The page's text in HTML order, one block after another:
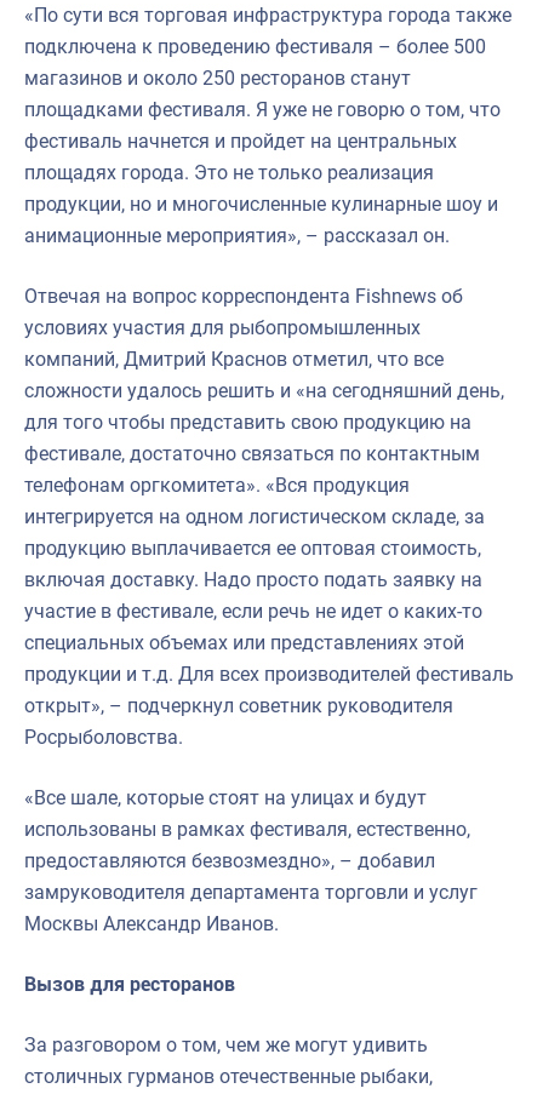
«По сути вся торговая инфраструктура города также
подключена к проведению фестиваля – более 500
магазинов и около 250 ресторанов станут
площадками фестиваля. Я уже не говорю о том, что
фестиваль начнется и пройдет на центральных
площадях города. Это не только реализация
продукции, но и многочисленные кулинарные шоу и
анимационные мероприятия», – рассказал он.
Отвечая на вопрос корреспондента Fishnews об
условиях участия для рыбопромышленных
компаний, Дмитрий Краснов отметил, что все
сложности удалось решить и «на сегодняшний день,
для того чтобы представить свою продукцию на
фестивале, достаточно связаться по контактным
телефонам оргкомитета». «Вся продукция
интегрируется на одном логистическом складе, за
продукцию выплачивается ее оптовая стоимость,
включая доставку. Надо просто подать заявку на
участие в фестивале, если речь не идет о каких-то
специальных объемах или представлениях этой
продукции и т.д. Для всех производителей фестиваль
открыт», – подчеркнул советник руководителя
Росрыболовства.
«Все шале, которые стоят на улицах и будут
использованы в рамках фестиваля, естественно,
предоставляются безвозмездно», – добавил
замруководителя департамента торговли и услуг
Москвы Александр Иванов.
Вызов для ресторанов
За разговором о том, чем же могут удивить
столичных гурманов отечественные рыбаки,